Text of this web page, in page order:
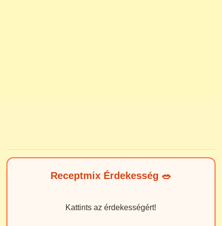
Receptmix Érdekesség 🥗
Kattints az érdekességért!